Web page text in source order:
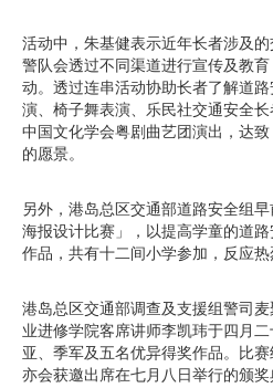
活动中，朱基健表示近年长者涉及
警队会透过不同渠道进行宣传及教
动。透过连串活动协助长者了解道
演、椅子舞表演、乐民社交通安全
中国文化学会粤剧曲艺团演出，达
的愿景。
另外，港岛总区交通部道路安全组
海报设计比赛」，以提高学童的道
作品，共有十二间小学参加，反应热
港岛总区交通部调查及支援组警司
业进修学院客席讲师李凯玮于四月二
亚、季军及五名优异得奖作品。比
亦会获邀出席在七月八日举行的颁奖